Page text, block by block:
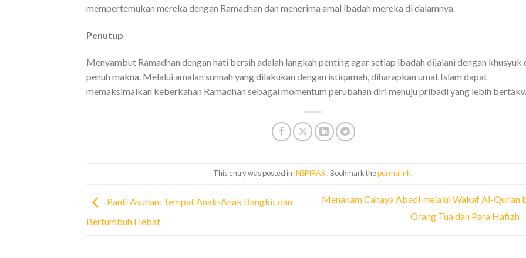
mempertemukan mereka dengan Ramadhan dan menerima amal ibadah mereka di dalamnya.
Penutup
Menyambut Ramadhan dengan hati bersih adalah langkah penting agar setiap ibadah dijalani dengan khusyuk
penuh makna. Melalui amalan sunnah yang dilakukan dengan istiqamah, diharapkan umat Islam dapat
memaksimalkan keberkahan Ramadhan sebagai momentum perubahan diri menuju pribadi yang lebih
This entry was posted in INSPIRASI. Bookmark thepermalink.
Panti Asuhan: Tempat Anak-Anak Bangkit dan
Bertumbuh Hebat
Menanam Cahaya Abadi melalui Wakaf Al-Qur’an
Orang Tua dan Para Hafizh